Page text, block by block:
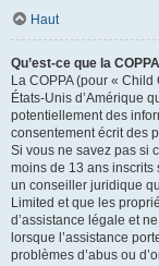
Haut
Qu’est-ce que la
La COPPA (pour «
États-Unis d’Amérique
potentiellement des
consentement écrit des
Si vous ne savez pas si
moins de 13 ans inscrits
un conseiller juridique
Limited et que les
d’assistance légale et
lorsque l’assistance
problèmes d’abus ou